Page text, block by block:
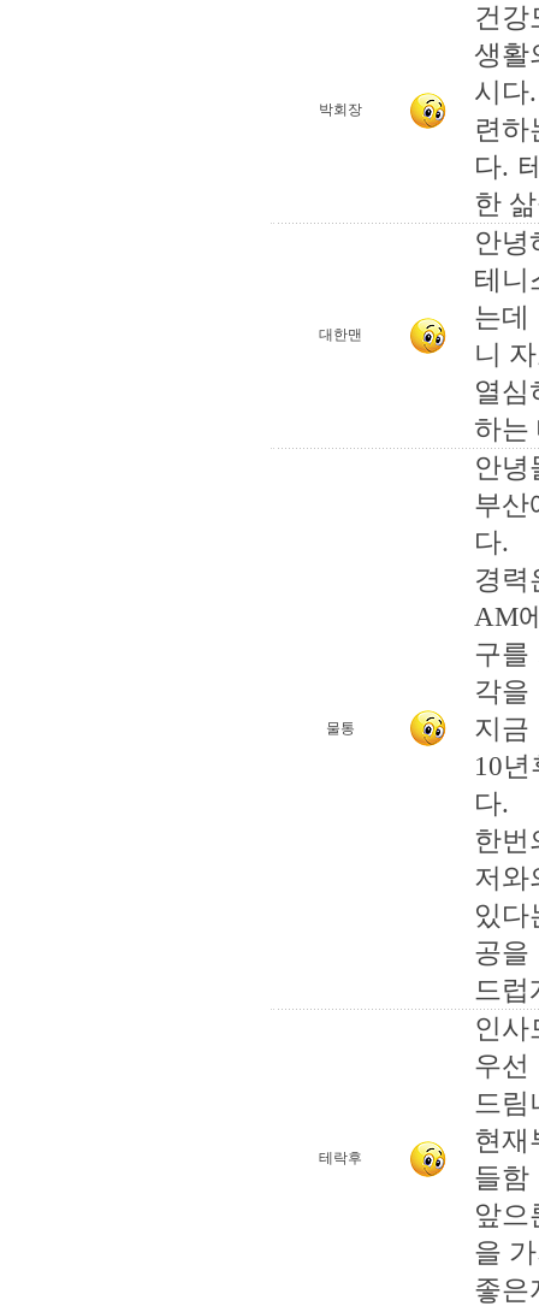
박회장
건강
생활
시다
련
다.
한
대한맨
안녕
테니
는데
니
열심
하는
물통
안녕
부산
다.
경력
AM
구를
각을
지금
10
다.
한번
저와
있다
공을
드럽
테락후
인사
우선
드림
현재
들함
앞
을
좋은